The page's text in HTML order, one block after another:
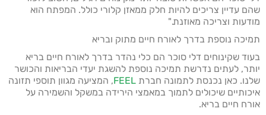
שהם עדיין צריכים להיות חלק ממאזן קלורי כולל. המפתח הוא
מודעות וצריכה מאוזנת."
תמיכה נוספת בדרך לאורח חיים מתוק ובריא
בעוד שקינוחים דלי סוכר הם כלי נהדר בדרך לאורח חיים בריא
יותר, לעתים נדרשת תמיכה נוספת להשגת יעדי הבריאות והכושר
שלנו. כאן נכנסת לתמונה חברת FEEL, המציעה מגוון תוספי תזונה
איכותיים שיכולים לתמוך במאמצי הירידה במשקל והשמירה על
אורח חיים בריא.